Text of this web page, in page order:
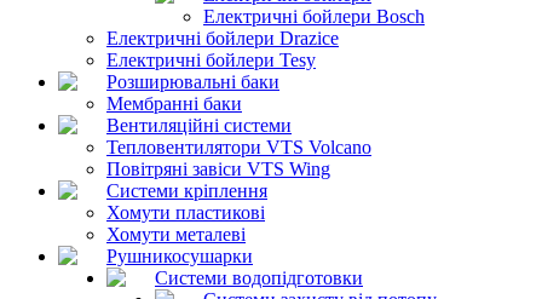
Електричні бойлери Bosch
Електричні бойлери Drazice
Електричні бойлери Tesy
Розширювальні баки
Мембранні баки
Вентиляційні системи
Тепловентилятори VTS Volcano
Повітряні завіси VTS Wing
Системи кріплення
Хомути пластикові
Хомути металеві
Рушникосушарки
Системи водопідготовки